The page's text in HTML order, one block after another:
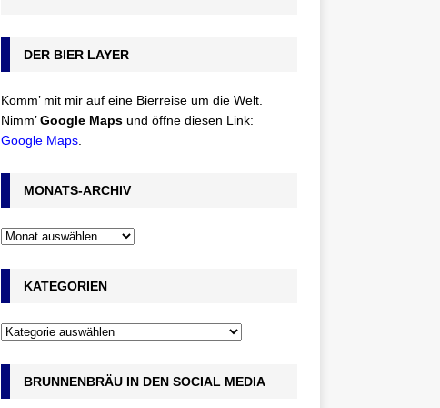
DER BIER LAYER
Komm’ mit mir auf eine Bierreise um die Welt.
Nimm’Google Maps und öffne diesen Link:
Google Maps.
MONATS-ARCHIV
KATEGORIEN
BRUNNENBRÄU IN DEN SOCIAL MEDIA